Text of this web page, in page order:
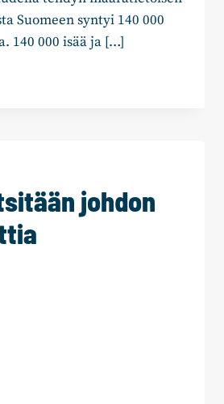
Suomeen syntyi 140 000
140 000 isää ja […]
johdon